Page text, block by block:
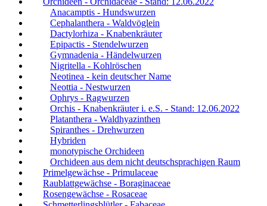
Anacamptis - Hundswurzen
Cephalanthera - Waldvöglein
Dactylorhiza - Knabenkräuter
Epipactis - Stendelwurzen
Gymnadenia - Händelwurzen
Nigritella - Kohlröschen
Neotinea - kein deutscher Name
Neottia - Nestwurzen
Ophrys - Ragwurzen
Orchis - Knabenkräuter i. e.S. - Stand: 12.06.2022
Platanthera - Waldhyazinthen
Spiranthes - Drehwurzen
Hybriden
monotypische Orchideen
Orchideen aus dem nicht deutschsprachigen Raum
Primelgewächse - Primulaceae
Raublattgewächse - Boraginaceae
Rosengewächse - Rosaceae